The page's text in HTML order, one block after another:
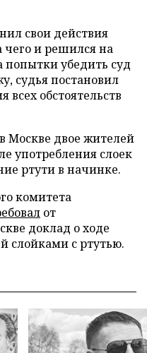
свои действия
чего и решился на
попытки убедить суд
судья постановил
всех обстоятельств
Москве двое жителей
употребления слоек
ртути в начинке.
комитета
от
доклад о ходе
слойками с ртутью.